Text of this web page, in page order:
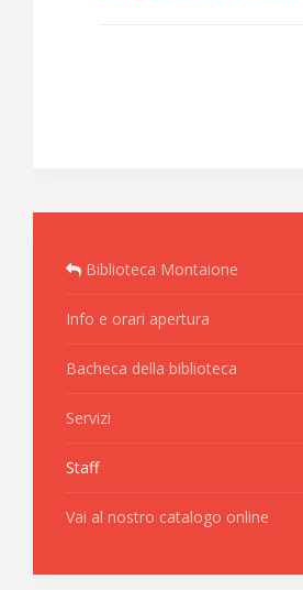
Biblioteca Montaione
Info e orari apertura
Bacheca della biblioteca
Servizi
Staff
Vai al nostro catalogo online